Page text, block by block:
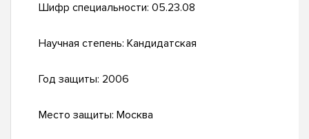
Шифр специальности: 05.23.08
Научная степень: Кандидатская
Год защиты: 2006
Место защиты: Москва